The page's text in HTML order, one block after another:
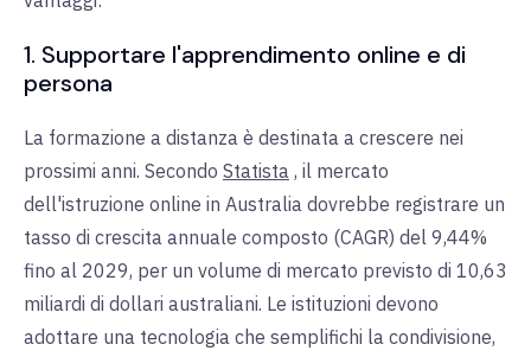
1. Supportare l'apprendimento online e di
persona
La formazione a distanza è destinata a crescere nei
prossimi anni. Secondo Statista , il mercato
dell'istruzione online in Australia dovrebbe registrare un
tasso di crescita annuale composto (CAGR) del 9,44%
fino al 2029, per un volume di mercato previsto di 10,63
miliardi di dollari australiani. Le istituzioni devono
adottare una tecnologia che semplifichi la condivisione,